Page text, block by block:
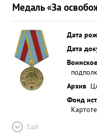
Медаль «За
Дата
Дата
Архив
Фонд
Ещё